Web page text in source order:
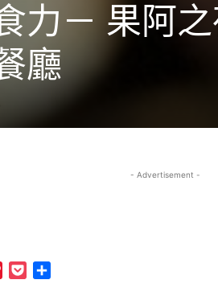
力－ 果阿
廳
- Advertisement -
Sina
Pocket